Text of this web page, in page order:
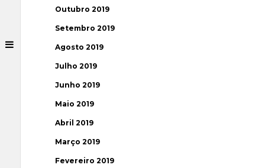
Outubro 2019
Setembro 2019
Agosto 2019
Julho 2019
Junho 2019
Maio 2019
Abril 2019
Março 2019
Fevereiro 2019